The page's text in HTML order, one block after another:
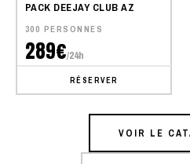
PACK DEEJAY CLUB AZ
300 PERSONNES
289€/24h
RÉSERVER
VOIR LE